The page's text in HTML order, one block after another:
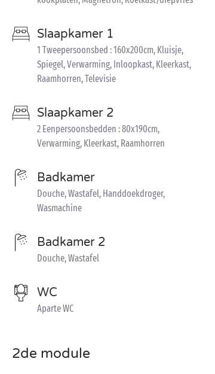
Slaapkamer 1
1 Tweepersoonsbed : 160x200cm, Kluisje,
Spiegel, Verwarming, Inloopkast, Kleerkast,
Raamhorren, Televisie
Slaapkamer 2
2 Eenpersoonsbedden : 80x190cm,
Verwarming, Kleerkast, Raamhorren
Badkamer
Douche, Wastafel, Handdoekdroger,
Wasmachine
Badkamer 2
Douche, Wastafel
WC
Aparte WC
2de module